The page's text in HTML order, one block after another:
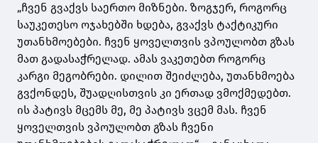
„ჩვენ გვაქვს საერთო მიზნები. ზოგჯერ, როგორც
საუკეთესო ოჯახებში ხდება, გვაქვს ტაქტიკური
უთანხმოებები. ჩვენ ყოველთვის ვპოულობთ გზას
მათ გადასაჭრელად. ამას ვაკეთებთ როგორც
კარგი მეგობრები. დილით შეიძლება, უთანხმოება
გვქონდეს, შუადღისთვის კი ერთად ვმოქმედებთ.
ის პატივს მცემს მე, მე პატივს ვცემ მას. ჩვენ
ყოველთვის ვპოულობთ გზას ჩვენი